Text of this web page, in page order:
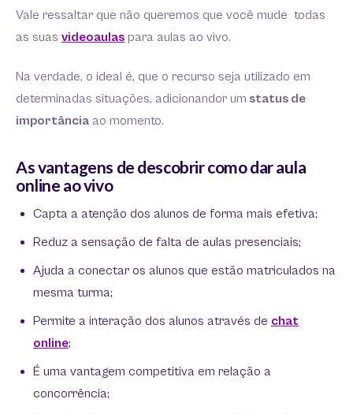
Vale ressaltar que não queremos que você mude todas
as suas videoaulas para aulas ao vivo.
Na verdade, o ideal é, que o recurso seja utilizado em
determinadas situações, adicionandor um status de
importância ao momento.
As vantagens de descobrir como dar aula
online ao vivo
Capta a atenção dos alunos de forma mais efetiva;
Reduz a sensação de falta de aulas presenciais;
Ajuda a conectar os alunos que estão matriculados na
mesma turma;
Permite a interação dos alunos através de chat
online;
É uma vantagem competitiva em relação a
concorrência;